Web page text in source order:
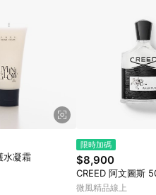
水凝霜
限時加碼
$8,900
CREED 阿文圖斯
微風精品線上